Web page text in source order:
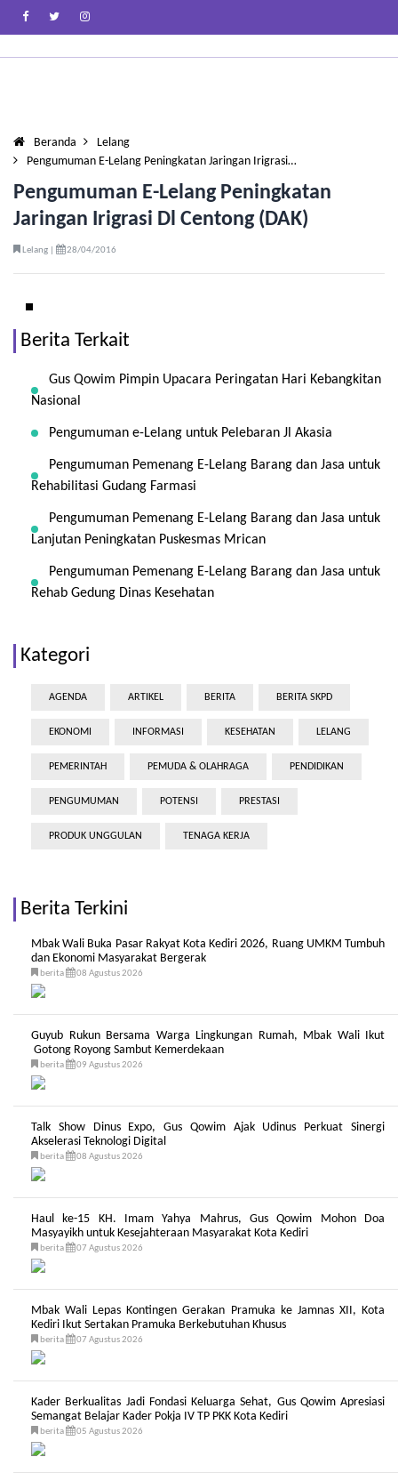
Beranda
Lelang
Pengumuman E-Lelang Peningkatan Jaringan Irigrasi…
Pengumuman E-Lelang Peningkatan
Jaringan Irigrasi Dl Centong (DAK)
Lelang | 28/04/2016
Berita Terkait
Gus Qowim Pimpin Upacara Peringatan Hari Kebangkitan
Nasional
Pengumuman e-Lelang untuk Pelebaran Jl Akasia
Pengumuman Pemenang E-Lelang Barang dan Jasa untuk
Rehabilitasi Gudang Farmasi
Pengumuman Pemenang E-Lelang Barang dan Jasa untuk
Lanjutan Peningkatan Puskesmas Mrican
Pengumuman Pemenang E-Lelang Barang dan Jasa untuk
Rehab Gedung Dinas Kesehatan
Kategori
AGENDA ARTIKEL BERITA BERITA SKPD
EKONOMI INFORMASI KESEHATAN LELANG
PEMERINTAH PEMUDA & OLAHRAGA PENDIDIKAN
PENGUMUMAN POTENSI PRESTASI
PRODUK UNGGULAN TENAGA KERJA
Berita Terkini
Mbak Wali Buka Pasar Rakyat Kota Kediri 2026, Ruang UMKM Tumbuh
dan Ekonomi Masyarakat Bergerak
berita 08 Agustus 2026
Guyub Rukun Bersama Warga Lingkungan Rumah, Mbak Wali Ikut
Gotong Royong Sambut Kemerdekaan
berita 09 Agustus 2026
Talk Show Dinus Expo, Gus Qowim Ajak Udinus Perkuat Sinergi
Akselerasi Teknologi Digital
berita 08 Agustus 2026
Haul ke-15 KH. Imam Yahya Mahrus, Gus Qowim Mohon Doa
Masyayikh untuk Kesejahteraan Masyarakat Kota Kediri
berita 07 Agustus 2026
Mbak Wali Lepas Kontingen Gerakan Pramuka ke Jamnas XII, Kota
Kediri Ikut Sertakan Pramuka Berkebutuhan Khusus
berita 07 Agustus 2026
Kader Berkualitas Jadi Fondasi Keluarga Sehat, Gus Qowim Apresiasi
Semangat Belajar Kader Pokja IV TP PKK Kota Kediri
berita 05 Agustus 2026